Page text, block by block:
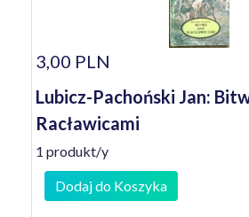
3,00 PLN
Lubicz-Pachoński Jan:
Racławicami
1 produkt/y
Dodaj do Koszyka